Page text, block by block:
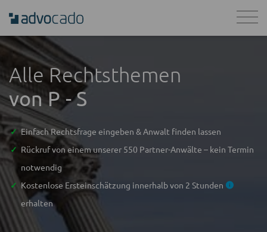
Alle Rechtsthemen
von P - S
Einfach Rechtsfrage eingeben & Anwalt finden lassen
Rückruf von einem unserer 550 Partner-Anwälte – kein Termin
notwendig
Kostenlose Ersteinschätzung innerhalb von 2 Stunden
erhalten